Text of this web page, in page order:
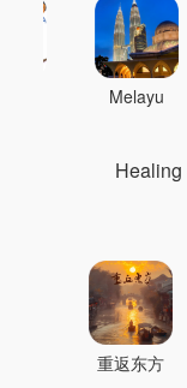
Melayu
重返东方